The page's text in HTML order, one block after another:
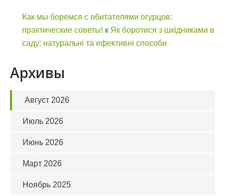
Как мы боремся с обитателями огурцов:
практические советы! к Як боротися з шкідниками в
саду: натуральні та ефективні способи
Архивы
Август 2026
Июль 2026
Июнь 2026
Март 2026
Ноябрь 2025